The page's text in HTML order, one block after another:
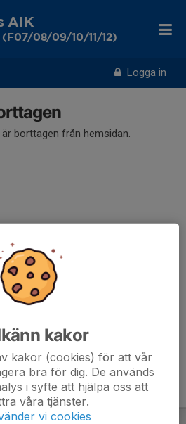
Logga in
AIK
(F07/08/09/10/11/12)
borttagen från hemsidan.
kakor
kakor (cookies) för att vår
bra för dig. De används
i syfte att hjälpa oss att
våra tjänster.
vi cookies